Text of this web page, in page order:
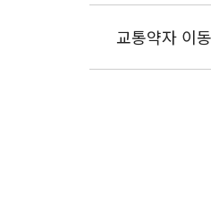
교통약자 이